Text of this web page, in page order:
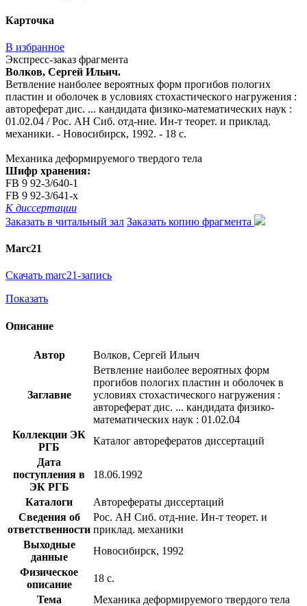
Карточка
В избранное
Экспресс-заказ фрагмента
Волков, Сергей Ильич.
Ветвление наиболее вероятных форм прогибов пологих
пластин и оболочек в условиях стохастического нагружения :
автореферат дис. ... кандидата физико-математических наук :
01.02.04 / Рос. АН Сиб. отд-ние. Ин-т теорет. и приклад.
механики. - Новосибирск, 1992. - 18 с.
Механика деформируемого твердого тела
Шифр хранения:
FB 9 92-3/640-1
FB 9 92-3/641-x
К диссертации
Заказать в читальный зал Заказать копию фрагмента
Marc21
Скачать marc21-запись
Показать
Описание
Автор Волков, Сергей Ильич
Заглавие
Ветвление наиболее вероятных форм
прогибов пологих пластин и оболочек в
условиях стохастического нагружения :
автореферат дис. ... кандидата физико-
математических наук : 01.02.04
Коллекции ЭК
РГБ
Каталог авторефератов диссертаций
Дата
поступления в
ЭК РГБ
18.06.1992
Каталоги
Авторефераты диссертаций
Сведения об
ответственности
Рос. АН Сиб. отд-ние. Ин-т теорет. и
приклад. механики
Выходные
данные
Новосибирск, 1992
Физическое
описание
18 с.
Тема
Механика деформируемого твердого тела